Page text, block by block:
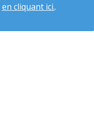
en cliquant ici..